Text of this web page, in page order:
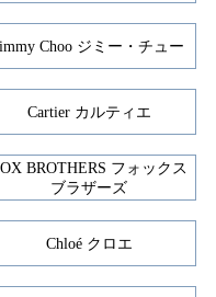
Choo ジミー・チュー
Cartier カルティエ
BROTHERS フォックス
ブラザーズ
Chloé クロエ